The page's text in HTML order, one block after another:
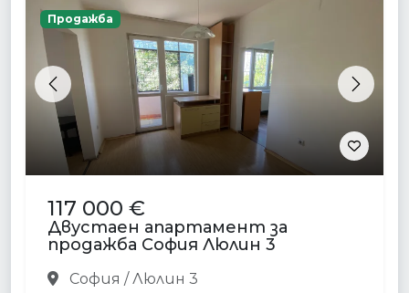
Previous Next
Продажба
117 000 €
Двустаен апартамент за
продажба София Люлин 3
София / Люлин 3